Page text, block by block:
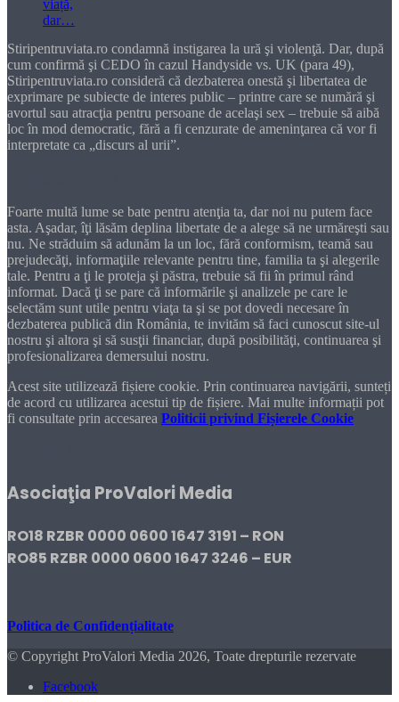
Stiripentruviata.ro condamnă instigarea la ură şi violenţă. Dar, după
cum confirmă şi CEDO în cazul Handyside vs. UK (para 49),
Stiripentruviata.ro consideră că dezbaterea onestă şi libertatea de
exprimare pe subiecte de interes public – printre care se numără şi
avortul sau atracţia pentru persoane de acelaşi sex – trebuie să aibă
loc în mod democratic, fără a fi cenzurate de ameninţarea că vor fi
interpretate ca „discurs al urii”.
Foarte multă lume se bate pentru atenţia ta, dar noi nu putem face
asta. Aşadar, îţi lăsăm deplina libertate de a alege să ne urmăreşti sau
nu. Ne străduim să adunăm la un loc, fără conformism, teamă sau
prejudecăţi, informaţiile relevante pentru tine, familia ta şi alegerile
tale. Pentru a ţi le proteja şi păstra, trebuie să fii în primul rând
informat. Dacă ţi se pare că informările şi analizele pe care le
selectăm sunt utile pentru viaţa ta şi se pot dovedi necesare în
dezbaterea publică din România, te invităm să faci cunoscut site-ul
nostru şi altora şi să susţii financiar, după posibilităţi, continuarea şi
profesionalizarea demersului nostru.
Acest site utilizează fișiere cookie. Prin continuarea navigării, sunteți
de acord cu utilizarea acestui tip de fișiere. Mai multe informații pot
fi consultate prin accesarea Politicii privind Fișierele Cookie
Asociaţia ProValori Media
RO18 RZBR 0000 0600 1647 3191 – RON
RO85 RZBR 0000 0600 1647 3246 – EUR
Politica de Confidențialitate
© Copyright ProValori Media 2026, Toate drepturile rezervate
Facebook